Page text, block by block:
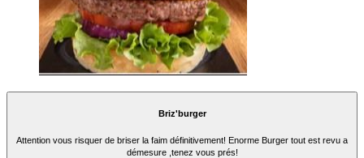
Briz'burger
Attention vous risquer de briser la faim définitivement! Enorme Burger tout est revu a
démesure ,tenez vous prés!